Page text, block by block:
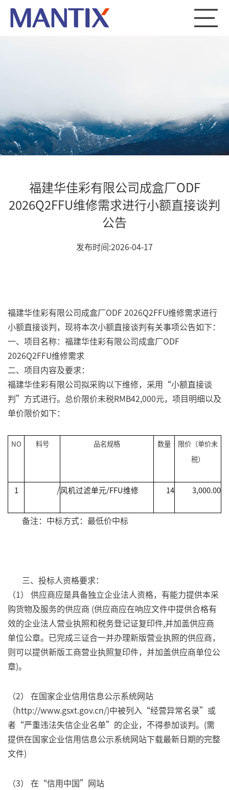
福建华佳彩有限公司成盒厂ODF
2026Q2FFU维修需求进行小额直接谈判
公告
发布时间:2026-04-17
福建华佳彩有限公司成盒厂ODF 2026Q2FFU维修需求进行
小额直接谈判，现将本次小额直接谈判有关事项公告如下：
一、项目名称：福建华佳彩有限公司成盒厂ODF
2026Q2FFU维修需求
二、项目内容及要求：
福建华佳彩有限公司拟采购以下维修，采用“小额直接谈
判”方式进行。总价限价未税RMB42,000元，项目明细以及
单价限价如下：
NO 料号 品名规格 数量
限价（单价未
税）
1 /风机过滤单元/FFU维修 14 3,000.00
备注：中标方式：最低价中标
三、投标人资格要求：
（1） 供应商应是具备独立企业法人资格，有能力提供本采
购货物及服务的供应商 (供应商应在响应文件中提供合格有
效的企业法人营业执照和税务登记证复印件,并加盖供应商
单位公章。已完成三证合一并办理新版营业执照的供应商，
则可以提供新版工商营业执照复印件，并加盖供应商单位公
章)。
（2） 在国家企业信用信息公示系统网站
（http://www.gsxt.gov.cn/)中被列入“经营异常名录”或
者“严重违法失信企业名单”的企业，不得参加谈判。 (需
提供在国家企业信用信息公示系统网站下载最新日期的完整
文件)
（3） 在“信用中国”网站